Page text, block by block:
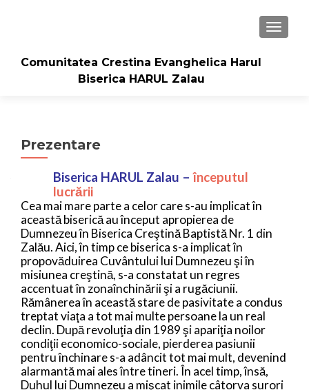
Comunitatea Crestina Evanghelica Harul
Biserica HARUL Zalau
Prezentare
Biserica HARUL Zalau –începutul
lucrării
Cea mai mare parte a celor care s-au implicat în
această biserică au început apropierea de
Dumnezeu în Biserica Creştină Baptistă Nr. 1 din
Zalău.Aici, în timp ce biserica s-a implicat în
propovăduirea Cuvântului lui Dumnezeu şi în
misiunea creştină, s-a constatat un regres
accentuat în zonaînchinării şi a rugăciunii.
Rămânerea în această stare de pasivitate a condus
treptat viaţa a tot mai multe persoane la un real
declin. După revoluţia din 1989 şi apariţia noilor
condiţii economico-sociale, pierderea pasiunii
pentru închinare s-a adâncit tot mai mult, devenind
alarmantă mai ales între tineri. În acel timp, însă,
Duhul lui Dumnezeu a mişcat inimile câtorva surori